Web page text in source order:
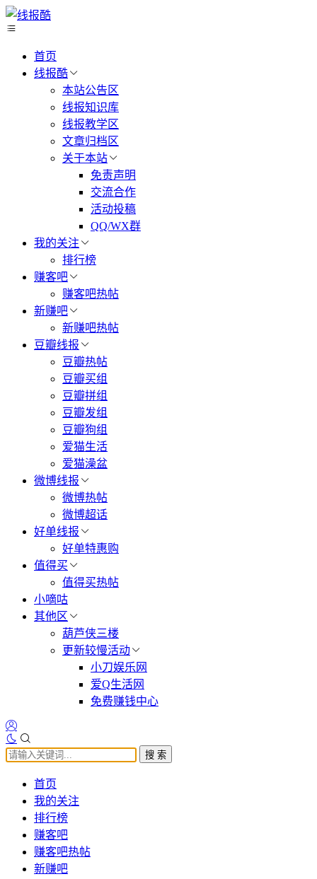
首页
线报酷
本站公告区
线报知识库
线报教学区
文章归档区
关于本站
免责声明
交流合作
活动投稿
QQ/WX群
我的关注
排行榜
赚客吧
赚客吧热帖
新赚吧
新赚吧热帖
豆瓣线报
豆瓣热帖
豆瓣买组
豆瓣拼组
豆瓣发组
豆瓣狗组
爱猫生活
爱猫澡盆
微博线报
微博热帖
微博超话
好单线报
好单特惠购
值得买
值得买热帖
小嘀咕
其他区
葫芦侠三楼
更新较慢活动
小刀娱乐网
爱Q生活网
免费赚钱中心
搜 索
首页
我的关注
排行榜
赚客吧
赚客吧热帖
新赚吧